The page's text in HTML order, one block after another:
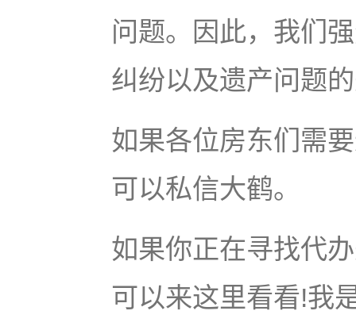
问题。因此，我们
纠纷以及遗产问题
如果各位房东们需
可以私信大鹤。
如果你正在寻找代
可以来这里看看!我